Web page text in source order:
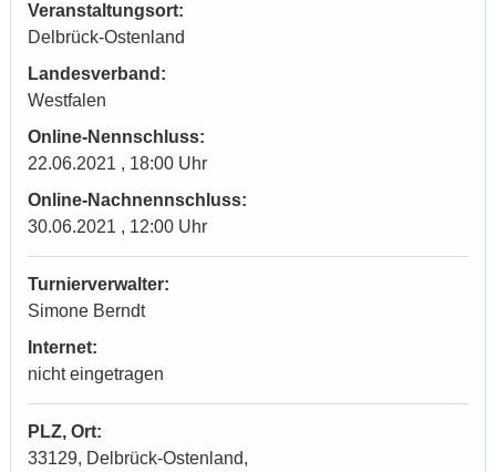
Veranstaltungsort:
Delbrück-Ostenland
Landesverband:
Westfalen
Online-Nennschluss:
22.06.2021 , 18:00 Uhr
Online-Nachnennschluss:
30.06.2021 , 12:00 Uhr
Turnierverwalter:
Simone Berndt
Internet:
nicht eingetragen
PLZ, Ort:
33129, Delbrück-Ostenland,